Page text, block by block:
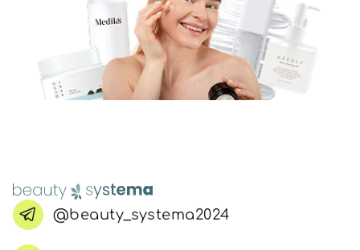
@beauty_systema2024